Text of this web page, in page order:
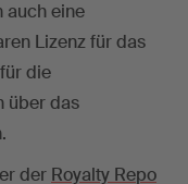
auch eine
Lizenz für das
die
über das
der Royalty Repo